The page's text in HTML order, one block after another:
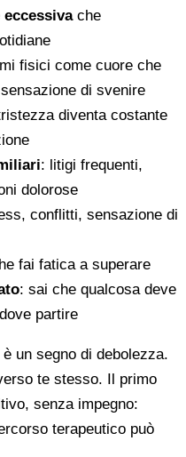
che
fisici come cuore che
di svenire
diventa costante
: litigi frequenti,
dolorose
conflitti, sensazione di
fai fatica a superare
: sai che qualcosa deve
partire
un segno di debolezza.
te stesso. Il primo
senza impegno:
terapeutico può